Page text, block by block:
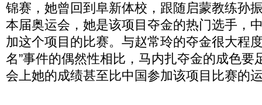
锦赛，她曾回到阜新体校，跟随启蒙教练孙
本届奥运会，她是该项目夺金的热门选手，
加这个项目的比赛。与赵常玲的夺金很大程
名”事件的偶然性相比，马内扎夺金的成色要
会上她的成绩甚至比中国参加该项目比赛的